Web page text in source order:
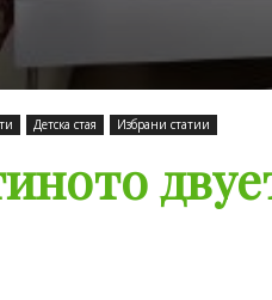
Детска стая Избрани статии